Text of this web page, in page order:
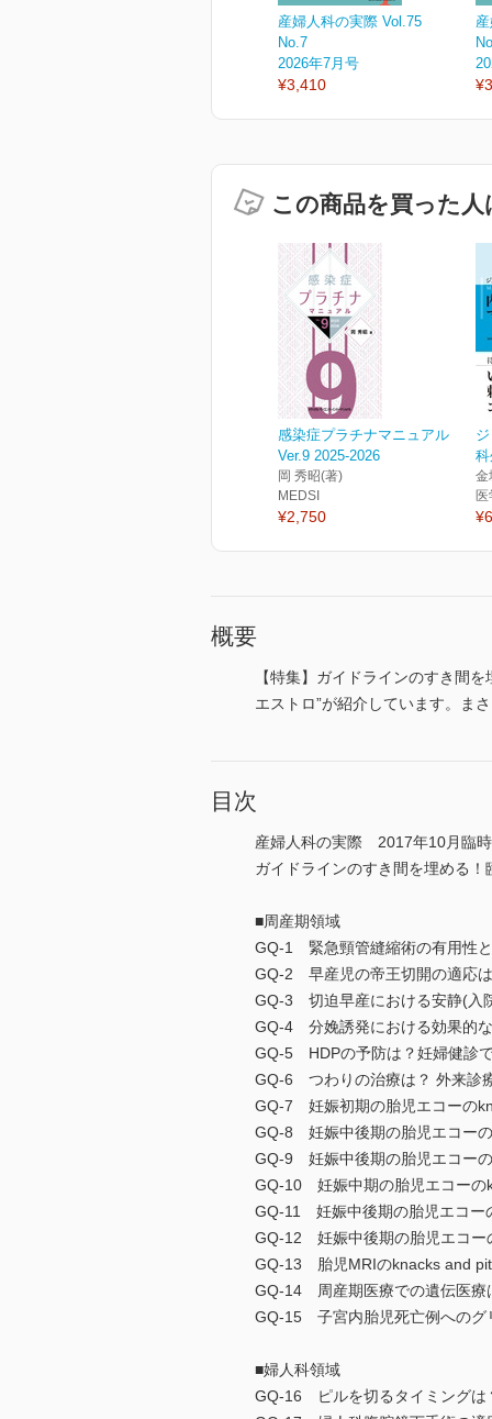
産婦人科の実際 Vol.75
No.7
2026年7月号
¥3,410
この商品を買った
感染症プラチナマニュアル
Ver.9 2025-2026
岡 秀昭(著)
MEDSI
¥2,750
金
概要
【特集】ガイドラインのすき間
エストロ”が紹介しています。ま
目次
産婦人科の実際 2017年10月臨
ガイドラインのすき間を埋める
■周産期領域
GQ-1 緊急頸管縫縮術の有用性
GQ-2 早産児の帝王切開の適応
GQ-3 切迫早産における安静(入
GQ-4 分娩誘発における効果的
GQ-5 HDPの予防は？妊婦健診
GQ-6 つわりの治療は？ 外来診
GQ-7 妊娠初期の胎児エコーの
GQ-8 妊娠中後期の胎児エコー
GQ-9 妊娠中後期の胎児エコー
GQ-10 妊娠中期の胎児エコー
GQ-11 妊娠中後期の胎児エコ
GQ-12 妊娠中後期の胎児エコ
GQ-13 胎児MRIのknacks and
GQ-14 周産期医療での遺伝医療
GQ-15 子宮内胎児死亡例への
■婦人科領域
GQ-16 ピルを切るタイミング